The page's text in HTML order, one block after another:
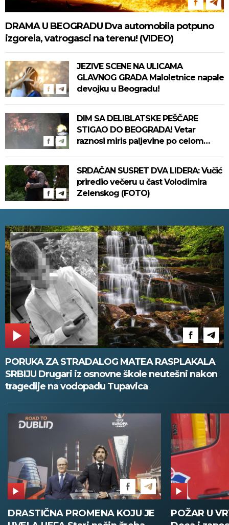
DRAMA U BEOGRADU Dva automobila potpuno
izgorela, vatrogasci na terenu! (VIDEO)
JEZIVE SCENE NA ULICAMA
GLAVNOG GRADA Maloletnice napale
devojku u Beogradu!
DIM SA DELIBLATSKE PEŠČARE
STIGAO DO BEOGRADA! Vetar
raznosi miris paljevine po celom
SRDAČAN SUSRET DVA LIDERA: Vučić
priredio večeru u čast Volodimira
Zelenskog (FOTO)
PORUKA ZA STRADALOG MATEA RASPLAKALA
SRBIJU Drugari iz osnovne škole neutešni nakon
tragedije na vodopadu Tupavica
POŽAR U VRTIĆU NA VOŽDOVCU
SINIŠA